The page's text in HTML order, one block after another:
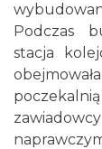
Podczas
stacja